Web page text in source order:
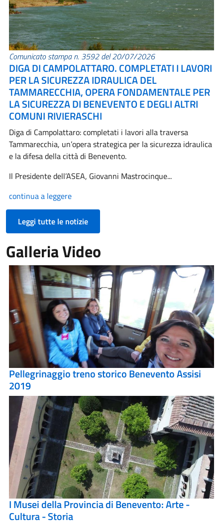
Comunicato stampa n. 3592 del 20/07/2026
DIGA DI CAMPOLATTARO. COMPLETATI I LAVORI
PER LA SICUREZZA IDRAULICA DEL
TAMMARECCHIA, OPERA FONDAMENTALE PER
LA SICUREZZA DI BENEVENTO E DEGLI ALTRI
COMUNI RIVIERASCHI
Diga di Campolattaro: completati i lavori alla traversa
Tammarecchia, un’opera strategica per la sicurezza idraulica
e la difesa della città di Benevento.
Il Presidente dell’ASEA, Giovanni Mastrocinque...
continua a leggere
Leggi tutte le notizie
Galleria Video
Pellegrinaggio treno storico Benevento Assisi
2019
I Musei della Provincia di Benevento: Arte -
Cultura - Storia